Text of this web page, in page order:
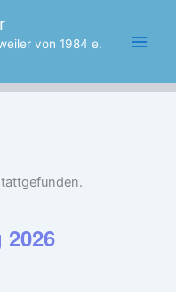
von 1984 e.